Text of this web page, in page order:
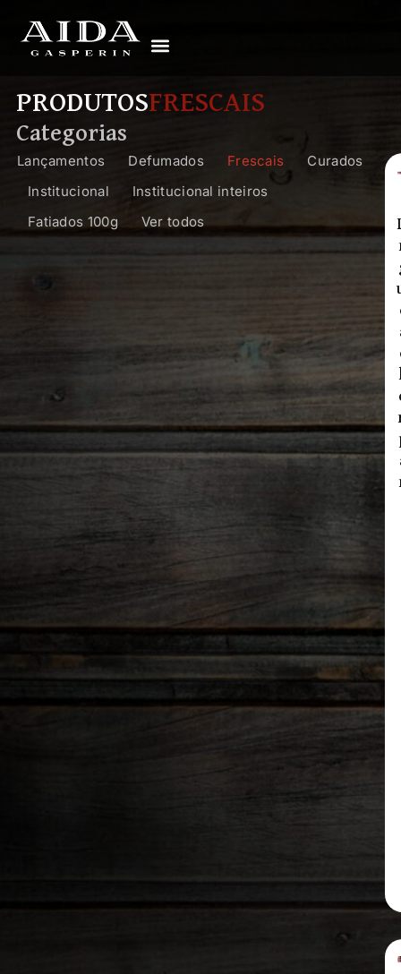
PRODUTOSFRESCAIS
Categorias
Lançamentos Defumados Frescais
Curados
Institucional
Institucional inteiros
Fatiados 100g
Ver todos